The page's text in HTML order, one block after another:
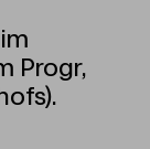
Progr,